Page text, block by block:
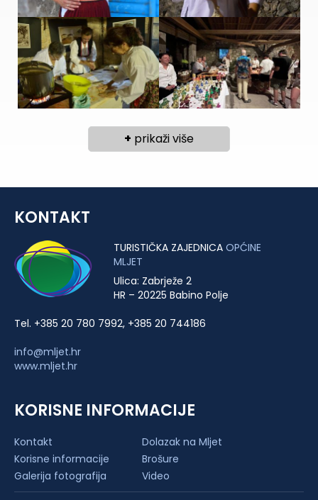
+ prikaži više
KONTAKT
TURISTIČKA ZAJEDNICA OPĆINE
MLJET
Ulica: Zabrježe 2
HR – 20225 Babino Polje
Tel. +385 20 780 7992, +385 20 744186
info@mljet.hr
www.mljet.hr
KORISNE INFORMACIJE
Kontakt
Dolazak na Mljet
Korisne informacije
Brošure
Galerija fotografija
Video